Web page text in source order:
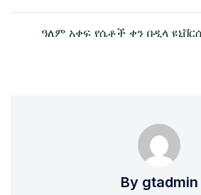
ዓለም አቀፍ የሴቶች ቀን በዲላ
By gtadmin